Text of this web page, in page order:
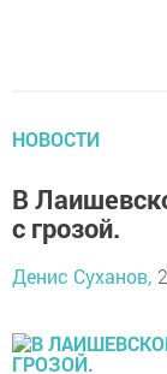
НОВОСТИ
В
с грозой.
Денис Суханов,